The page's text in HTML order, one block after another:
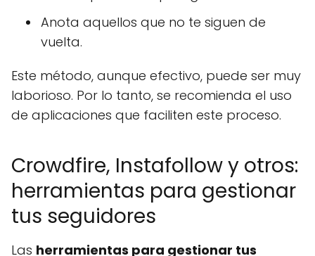
Anota aquellos que no te siguen de
vuelta.
Este método, aunque efectivo, puede ser muy
laborioso. Por lo tanto, se recomienda el uso
de aplicaciones que faciliten este proceso.
Crowdfire, Instafollow y otros:
herramientas para gestionar
tus seguidores
Las herramientas para gestionar tus